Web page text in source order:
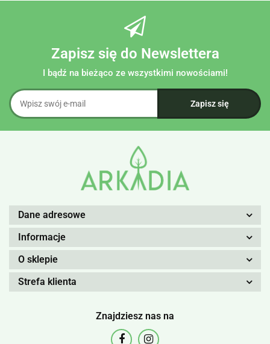
Zapisz się do Newslettera
I bądź na bieżąco ze wszystkimi nowościami!
Dane adresowe
Informacje
O sklepie
Strefa klienta
Znajdziesz nas na